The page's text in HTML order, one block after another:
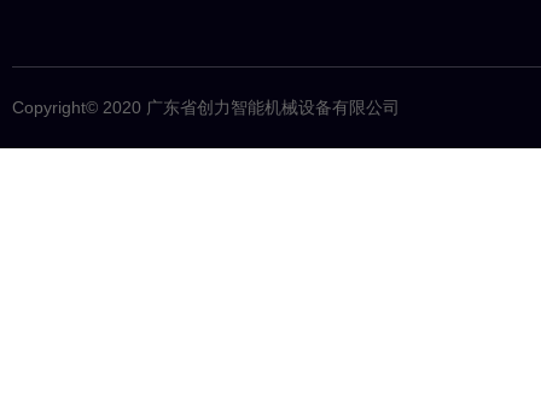
Copyright© 2020 广东省创力智能机械设备有限公司